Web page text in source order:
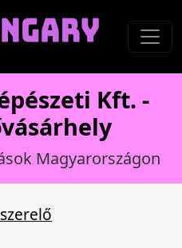
Kft. -
Magyarországon